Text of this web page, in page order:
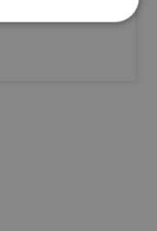
Teljesítmény